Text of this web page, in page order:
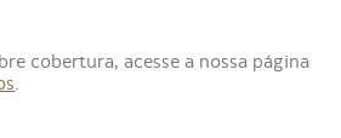
sangue.
oclusões, quando há
bem como aneurismas, anomalias
cobertura, acesse a nossa página